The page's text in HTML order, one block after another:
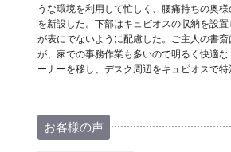
うな環境を利用して忙しく、腰痛持ちの奥
を新設した。下部はキュビオスの収納を設
が表にでないように配慮した。ご主人の書
が、家での事務作業も多いので明るく快適
ーナーを移し、デスク周辺をキュビオスで特
お客様の声